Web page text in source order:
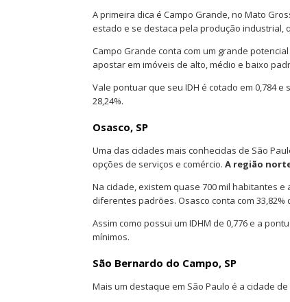
A primeira dica é Campo Grande, no Mato
estado e se destaca pela produção industrial,
Campo Grande conta com um grande
apostar em imóveis de alto, médio e baixo
Vale pontuar que seu IDH é cotado em 0,784
28,24%.
Osasco, SP
Uma das cidades mais conhecidas de São
opções de serviços e comércio. A região
Na cidade, existem quase 700 mil habitantes
diferentes padrões. Osasco conta com
Assim como possui um IDHM de 0,776 e a
mínimos.
São Bernardo do Campo, SP
Mais um destaque em São Paulo é a cidade